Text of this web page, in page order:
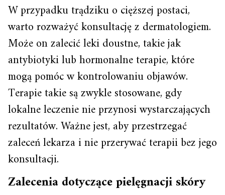
W przypadku trądziku o cięższej postaci,
warto rozważyć konsultację z dermatologiem.
Może on zalecić leki doustne, takie jak
antybiotyki lub hormonalne terapie, które
mogą pomóc w kontrolowaniu objawów.
Terapie takie są zwykle stosowane, gdy
lokalne leczenie nie przynosi wystarczających
rezultatów. Ważne jest, aby przestrzegać
zaleceń lekarza i nie przerywać terapii bez jego
konsultacji.
Zalecenia dotyczące pielęgnacji skóry